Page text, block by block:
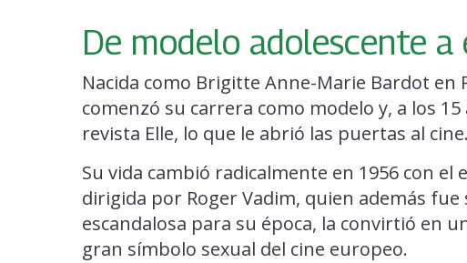
De modelo adolescente
Nacida como Brigitte Anne-Marie Bardot en
comenzó su carrera como modelo y, a los
revista Elle, lo que le abrió las puertas al cine.
Su vida cambió radicalmente en 1956 con el
dirigida por Roger Vadim, quien además
escandalosa para su época, la convirtió en
gran símbolo sexual del cine europeo.